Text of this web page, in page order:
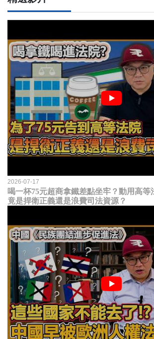
2026-07-17
喝一杯75元超商拿鐵差點坐牢？動用高等
竟是捍衛正義還是浪費司法資源？